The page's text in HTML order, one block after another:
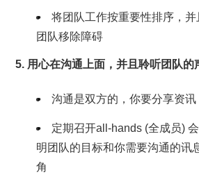
将团队工作按重要性排序，
团队移除障碍
5. 用心在沟通上面，并且聆听团队的
沟通是双方的，你要分享资
定期召开all-hands (全成员)
明团队的目标和你需要沟通的讯
角